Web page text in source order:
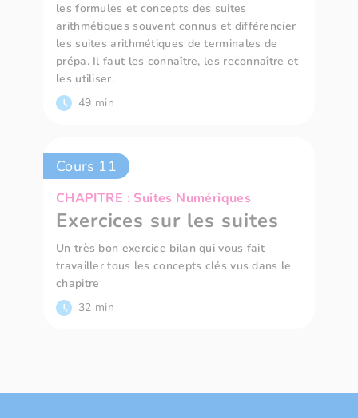
les formules et concepts des suites
arithmétiques souvent connus et différencier
les suites arithmétiques de terminales de
prépa. Il faut les connaître, les reconnaître et
les utiliser.
49 min
Cours 11
CHAPITRE : Suites Numériques
Exercices sur les suites
Un très bon exercice bilan qui vous fait
travailler tous les concepts clés vus dans le
chapitre
32 min